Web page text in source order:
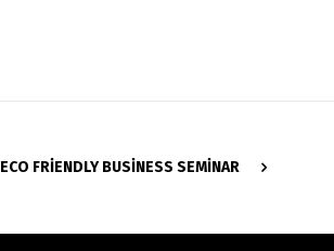
ECO FRIENDLY BUSINESS SEMINAR